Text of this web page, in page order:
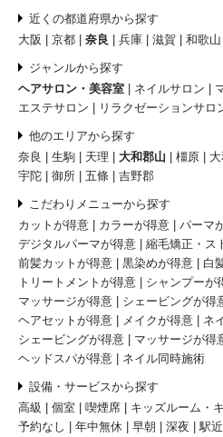
近くの都道府県から探す
大阪
京都 奈良 兵庫 滋賀 和歌山
ジャンルから探す
ヘアサロン・美容室
ネイルサロン
エステサロン
リラクゼーションサロ
他のエリアから探す
奈良
生駒 天理 大和郡山 橿原
宇陀
御所 五條 吉野郡
こだわりメニューから探す
カットが得意
カラーが得意 パーマ
デジタルパーマが得意
縮毛矯正・ス
前髪カットが得意
黒染めが得意
白
トリートメントが得意
シャンプーが
マッサージが得意
シェービングが得
ヘアセットが得意
メイクが得意 ネ
シェービングが得意
マッサージが得
ヘッドスパが得意
ネイル同時施術
設備・サービスから探す
高級
個室 喫煙席 キッズルーム・
予約なし
年中無休 早朝 深夜 駅近